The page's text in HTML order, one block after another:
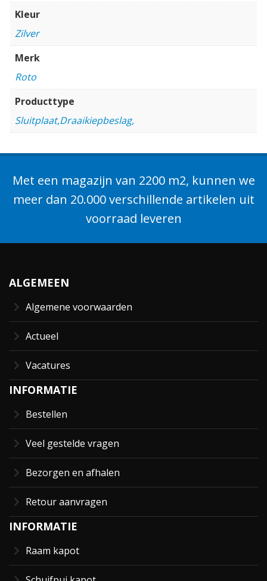
Kleur
Zilver
Merk
Roto
Producttype
Sluitplaat,Draaikiepbeslag,
Met een magazijn van 2200 m2, kunnen we
meer dan 20.000 verschillende artikelen uit
voorraad leveren
ALGEMEEN
Algemene voorwaarden
Actueel
Vacatures
INFORMATIE
Bestellen
Veel gestelde vragen
Bezorgen en afhalen
Retour aanvragen
INFORMATIE
Raam kapot